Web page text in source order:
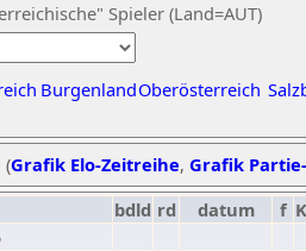
Spieler (Land=AUT)
BurgenlandOberösterreich
(Grafik Elo-Zeitreihe, Grafik
bdld rd datum f K